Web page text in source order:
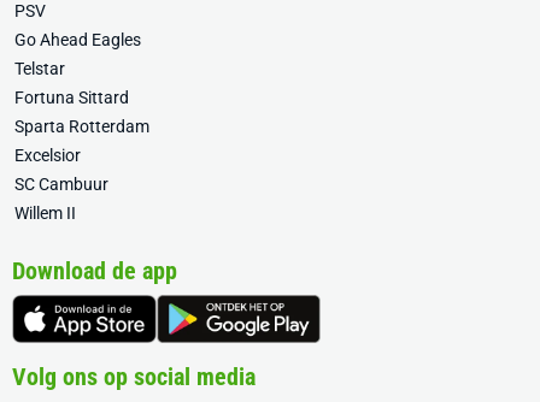
PSV
Go Ahead Eagles
Telstar
Fortuna Sittard
Sparta Rotterdam
Excelsior
SC Cambuur
Willem II
Download de app
Volg ons op social media